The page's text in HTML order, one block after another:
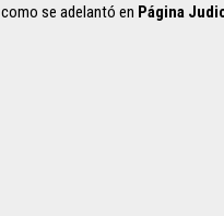
como se adelantó en Página